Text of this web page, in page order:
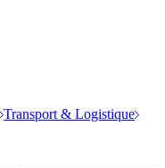
Transport & Logistique